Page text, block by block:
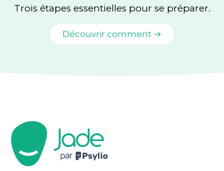
Trois étapes essentielles pour se préparer.
Découvrir comment →